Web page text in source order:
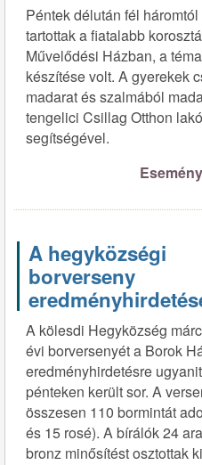
Péntek délután fél
tartottak a fiatalabb
Művelődési Házban, a
készítése volt. A gyerekek
madarat és szalmából
tengelici Csillag Otthon
segítségével.
A hegyközségi
borverseny
A kölesdi Hegyközség
évi borversenyét a Borok
eredményhirdetésre
pénteken került sor. A
összesen 110 bormintát
és 15 rosé). A bírálók 24
bronz minősítést osztottak